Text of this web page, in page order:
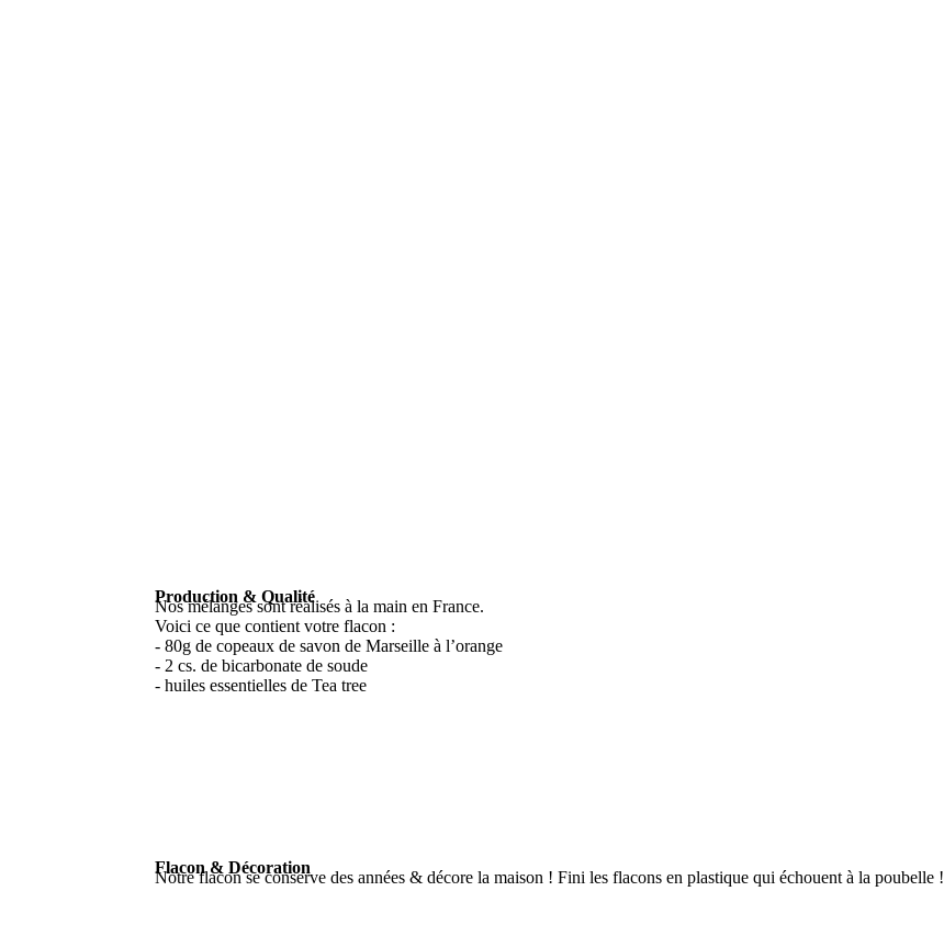
Production & Qualité
Nos mélanges sont réalisés à la main en France.
Voici ce que contient votre flacon :
- 80g de copeaux de savon de Marseille à l’orange
- 2 cs. de bicarbonate de soude
- huiles essentielles de Tea tree
Flacon & Décoration
Notre flacon se conserve des années & décore la maison ! Fini les flacons en plastique qui échouent à la poubelle !